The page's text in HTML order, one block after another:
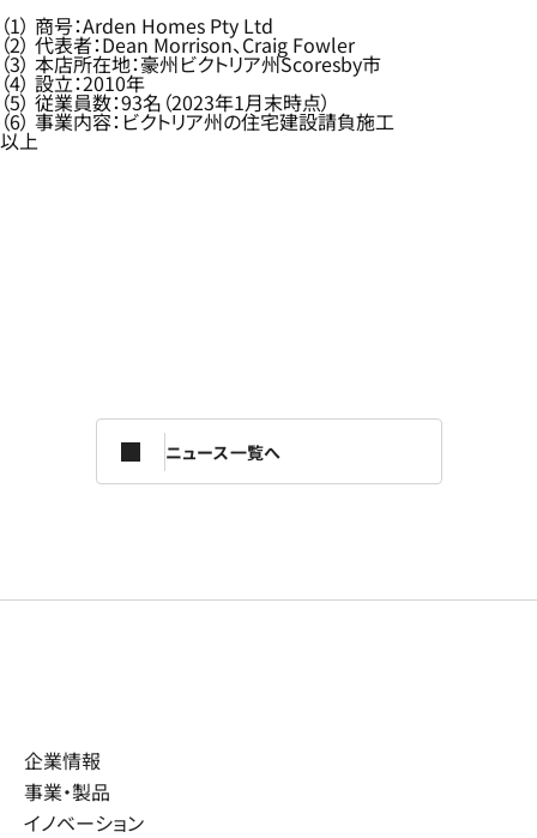
（1） 商号：Arden Homes Pty Ltd
（2） 代表者：Dean Morrison、Craig Fowler
（3） 本店所在地：豪州ビクトリア州Scoresby市
（4） 設立：2010年
（5） 従業員数：93名（2023年1月末時点）
（6） 事業内容：ビクトリア州の住宅建設請負施工
以上
ニュース一覧へ
企業情報
事業・製品
イノベーション